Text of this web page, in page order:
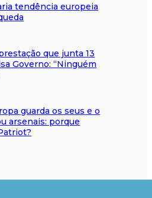
tendência europeia
que junta 13
Governo: “Ninguém
guarda os seus e o
arsenais: porque